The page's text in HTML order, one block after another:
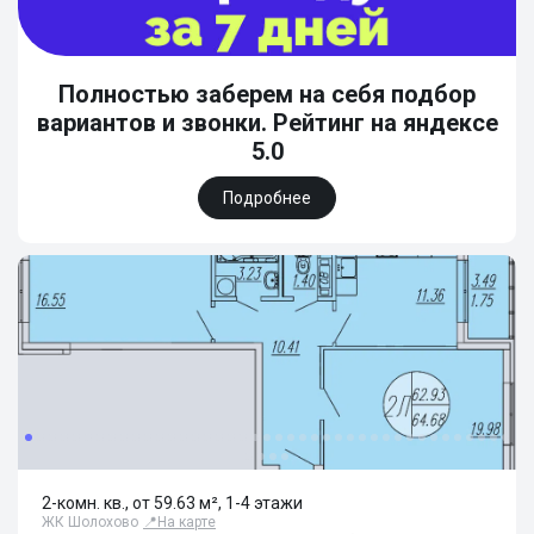
Полностью заберем на себя подбор
вариантов и звонки. Рейтинг на яндексе
5.0
Подробнее
2-комн. кв., от 59.63 м², 1-4 этажи
ЖК Шолохово 📍 На карте